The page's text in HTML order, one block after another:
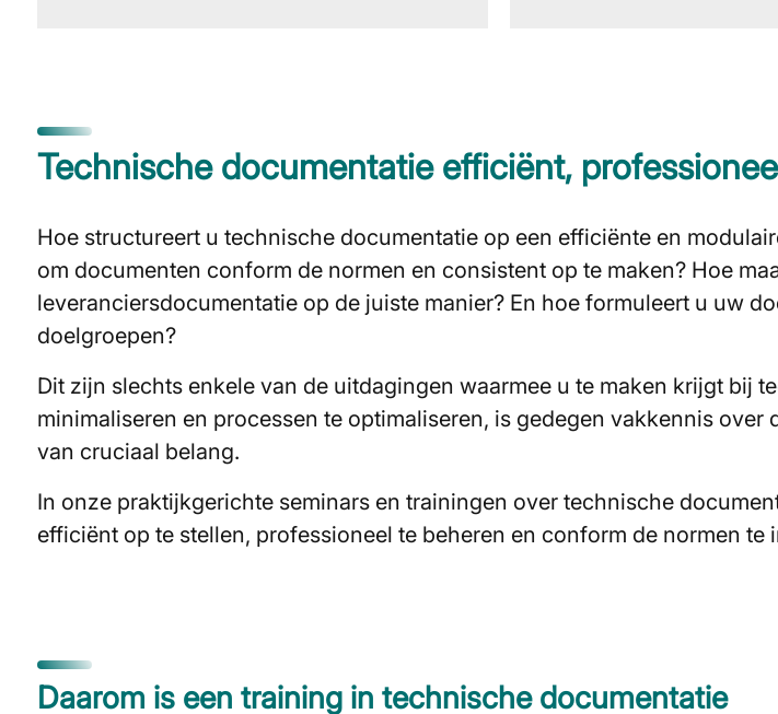
Technische documentatie efficiënt,
Hoe structureert u technische documentatie op een efficiënte en
om documenten conform de normen en consistent op te maken? Hoe
leveranciersdocumentatie op de juiste manier? En hoe formuleert u uw
doelgroepen?
Dit zijn slechts enkele van de uitdagingen waarmee u te maken krijgt bij
minimaliseren en processen te optimaliseren, is gedegen vakkennis
van cruciaal belang.
In onze praktijkgerichte seminars en trainingen over technische
efficiënt op te stellen, professioneel te beheren en conform de normen te
Daarom is een training in technische documentatie